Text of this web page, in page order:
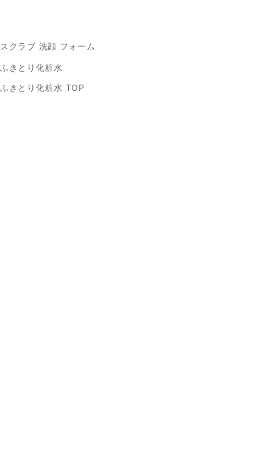
スクラブ 洗顔 フォーム
ふきとり化粧水
ふきとり化粧水 TOP